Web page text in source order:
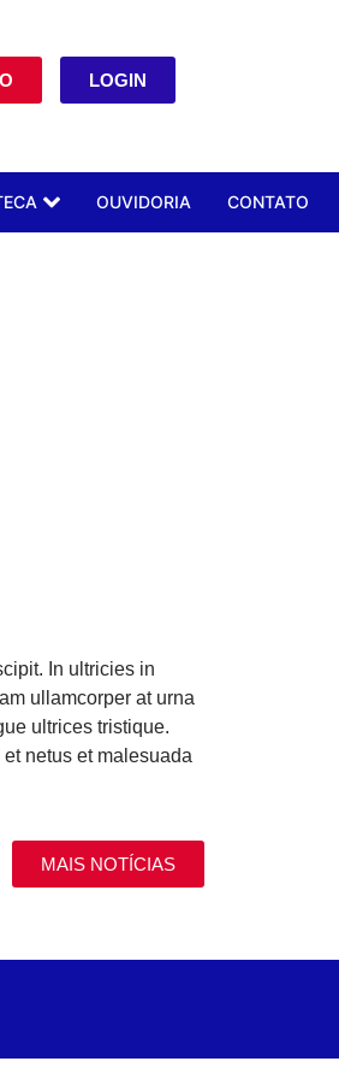
LOGIN
OUVIDORIA CONTATO
In ultricies in
ullamcorper at urna
ultrices tristique.
netus et malesuada
MAIS NOTÍCIAS